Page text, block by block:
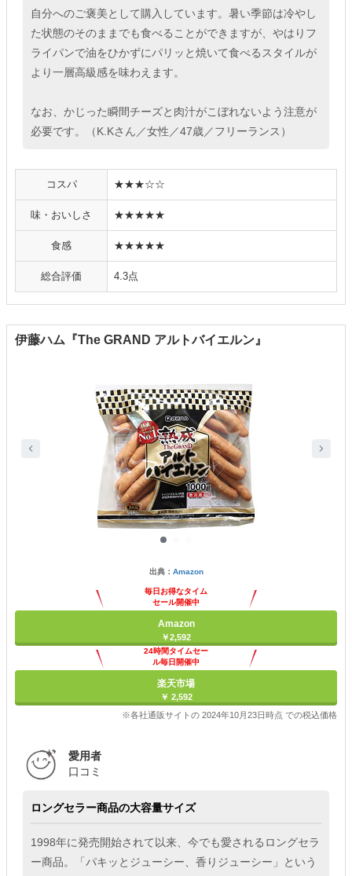
自分へのご褒美として購入しています。暑い季節は冷やし
た状態のそのままでも食べることができますが、やはりフ
ライパンで油をひかずにパリッと焼いて食べるスタイルが
より一層高級感を味わえます。
なお、かじった瞬間チーズと肉汁がこぼれないよう注意が
必要です。（K.Kさん／女性／47歳／フリーランス）
コスパ ★★★☆☆
味・おいしさ ★★★★★
食感 ★★★★★
総合評価 4.3点
伊藤ハム『The GRAND アルトバイエルン』
出典： Amazon
毎日お得なタイム
セール開催中
Amazon
￥2,592
24時間タイムセー
ル毎日開催中
楽天市場
￥ 2,592
※各社通販サイトの 2024年10月23日時点 での税込価格
愛用者
口コミ
ロングセラー商品の大容量サイズ
1998年に発売開始されて以来、今でも愛されるロングセラ
ー商品。「パキッとジューシー、香りジューシー」という